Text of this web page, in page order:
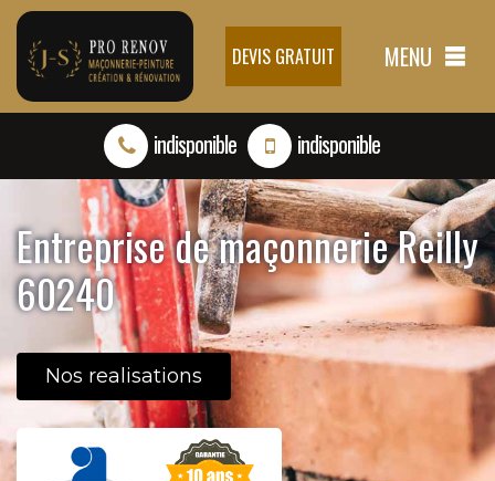
DEVIS GRATUIT MENU
indisponible indisponible
Entreprise de maçonnerie Reilly
60240
Nos realisations